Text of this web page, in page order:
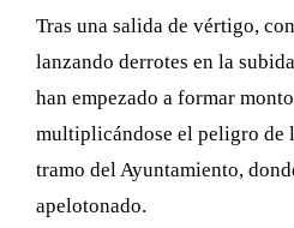
Tras una salida de vértigo,
lanzando derrotes en la
han empezado a formar
multiplicándose el peligro de
tramo del Ayuntamiento,
apelotonado.